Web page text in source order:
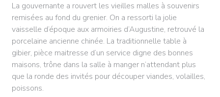
La gouvernante a rouvert les vieilles malles à souvenirs
remisées au fond du grenier. On a ressorti la jolie
vaisselle d’époque aux armoiries d’Augustine, retrouvé la
porcelaine ancienne chinée. La traditionnelle table à
gibier, pièce maitresse d’un service digne des bonnes
maisons, trône dans la salle à manger n’attendant plus
que la ronde des invités pour découper viandes, volailles,
poissons.